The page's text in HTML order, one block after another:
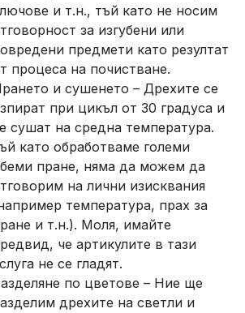
и т.н., тъй като не носим
за изгубени или
предмети като резултат
процеса на почистване.
и сушенето – Дрехите се
при цикъл от 30 градуса и
сушат на средна температура.
като обработваме големи
пране, няма да можем да
на лични изисквания
температура, прах за
и т.н.). Моля, имайте
че артикулите в тази
не се гладят.
по цветове – Ние ще
дрехите на светли и